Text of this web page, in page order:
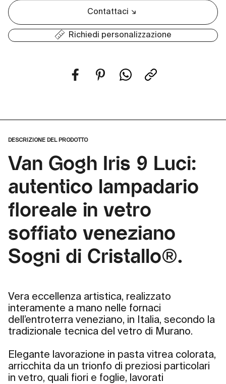
Contattaci
Richiedi personalizzazione
DESCRIZIONE DEL PRODOTTO
Van Gogh Iris 9 Luci:
autentico lampadario
floreale in vetro
soffiato veneziano
Sogni di Cristallo®.
Vera eccellenza artistica, realizzato
interamente a mano nelle fornaci
dell’entroterra veneziano, in Italia, secondo la
tradizionale tecnica del vetro di Murano.
Elegante lavorazione in pasta vitrea colorata,
arricchita da un trionfo di preziosi particolari
in vetro, quali fiori e foglie, lavorati